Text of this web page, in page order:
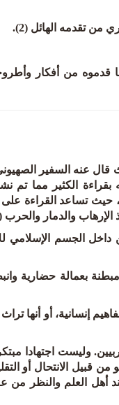
من تقدمه الهائل (2).
قدموه من أفكار
عنه السفير
بقراءة الكثير مما
تساعد القراءة على
والدمار والحرب
الجسم الإسلامي
بعمالة حضارية
إنسانية، أو أنها تراث
وليست اجتهادا
من قبيل الانتحال أو
أهل العلم والنظر